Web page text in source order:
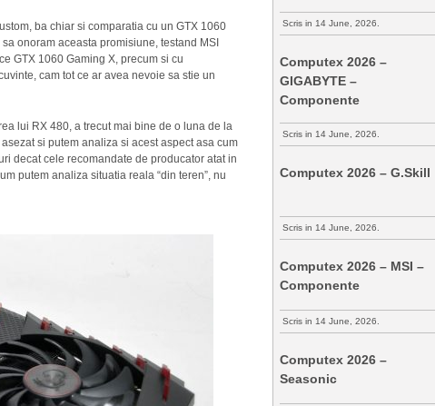
ba chiar si comparatia cu un GTX 1060
onoram aceasta promisiune, testand MSI
GTX 1060 Gaming X, precum si cu
cam tot ce ar avea nevoie sa stie un
lui RX 480, a trecut mai bine de o luna de la
si putem analiza si acest aspect asa cum
decat cele recomandate de producator atat in
putem analiza situatia reala “din teren”, nu
Scris in 14 June, 2026.
Computex 2026 –
GIGABYTE –
Componente
Scris in 14 June, 2026.
Computex 2026 – G.Skill
Scris in 14 June, 2026.
Computex 2026 – MSI –
Componente
Scris in 14 June, 2026.
Computex 2026 –
Seasonic